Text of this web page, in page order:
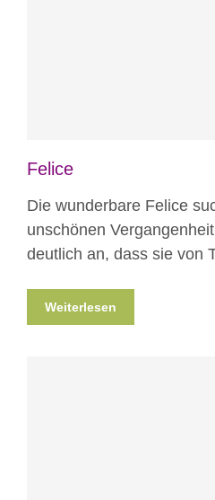
Felice
Die wunderbare Felice
unschönen
deutlich an, dass sie von
Weiterlesen